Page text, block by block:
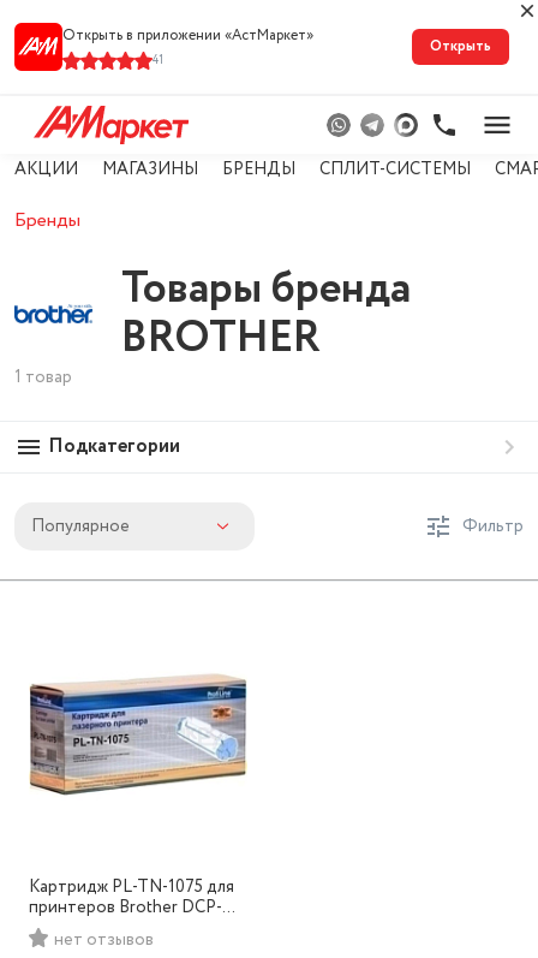
Открыть в приложении «АстМарке‪т‬»
41
Открыть
АКЦИИ МАГАЗИНЫ БРЕНДЫ СПЛИТ-СИСТЕМЫ
Бренды
Товары бренда
BROTHER
1 товар
Подкатегории
Популярное Фильтр
Картридж PL-TN-1075 для
принтеров Brother DCP-
1510R/1512R/1510/1511/MFC1
810/1815/HL1110/1111/1112 10
нет отзывов